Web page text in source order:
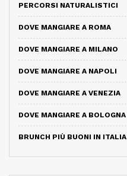
PERCORSI NATURALISTICI
DOVE MANGIARE A ROMA
DOVE MANGIARE A MILANO
DOVE MANGIARE A NAPOLI
DOVE MANGIARE A VENEZIA
DOVE MANGIARE A BOLOGNA
BRUNCH PIÙ BUONI IN ITALIA